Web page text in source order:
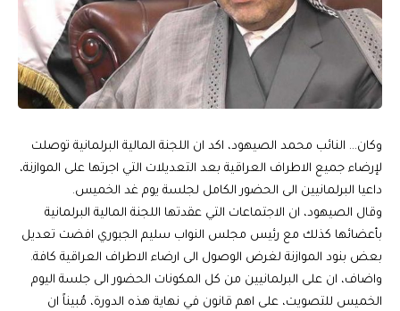
وكان… النائب محمد الصيهود، اكد ان اللجنة المالية البرلمانية توصلت
لإرضاء جميع الاطراف العراقية بعد التعديلات التي اجرتها على الموازنة،
داعيا البرلمانيين الى الحضور الكامل لجلسة يوم غد الخميس.
وقال الصيهود، ان الاجتماعات التي عقدتها اللجنة المالية البرلمانية
بأعضائها كذلك مع رئيس مجلس النواب سليم الجبوري افضت تعديل
بعض بنود الموازنة لغرض الوصول الى ارضاء الاطراف العراقية كافة.
واضاف، ان على البرلمانيين من كل المكونات الحضور الى جلسة اليوم
الخميس للتصويت، على اهم قانون في نهاية هذه الدورة، مُبيناً ان